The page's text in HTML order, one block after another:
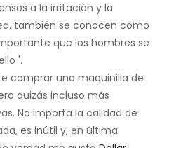
a la irritación y la
también se conocen como
que los hombres se
'.
comprar una maquinilla de
quizás incluso más
No importa la calidad de
es inútil y, en última